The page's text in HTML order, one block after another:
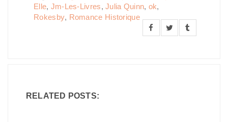
Elle, Jm-Les-Livres, Julia Quinn, ok,
Rokesby, Romance Historique
RELATED POSTS: